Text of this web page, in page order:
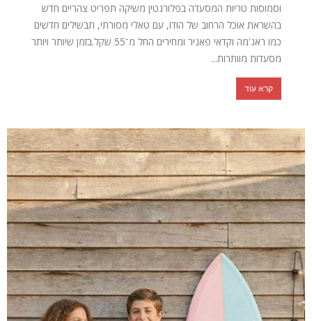
וסמוסות טריות המסעדה בפלורנטין משיקה תפריט צהריים חדש
בהשראת אוכל הרחוב של הודו, עם טאלי מסורתי, תבשילים חדשים
כמו ראג'מה וקדאי פאניר ומחירים החל מ־55 שקל.בזמן שיותר ויותר
מסעדות מוותרות...
קרא עוד